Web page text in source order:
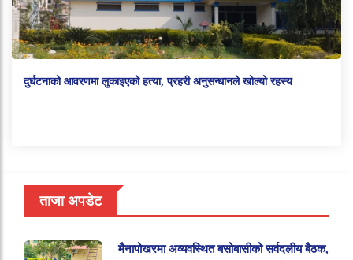
दुर्घटनाको आवरणमा लुकाइएको हत्या, प्रहरी अनुसन्धानले खोल्यो रहस्य
ताजा अपडेट
मैनापोखरमा अव्यवस्थित बसोबासीको सर्वदलीय बैठक,